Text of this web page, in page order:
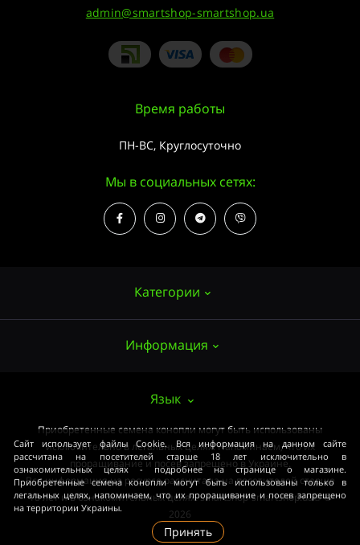
admin@smartshop-smartshop.ua
Категории
Мощные сорта
Медицинские сорта
Начинающим
ОПТ
Информация
Публичный договор (ОФЕРТА)
Оплата и доставка
Условия соглашения
Закон
Время работы
ПН-ВС, Круглосуточно
Мы в социальных сетях:
Язык
Приобретенные семена конопли могут быть использованы
исключительно в легальных целях. Напоминаем, что их
проращивание и посев запрещено в Украине.
Вся информация на ресурсе рассчитана на посетителей старше
18 лет и в ознакомительных целях. smartshop-smartshop.ua® ©
2026
Сайт использует файлы Cookie. Вся информация на данном сайте
рассчитана на посетителей старше 18 лет исключительно в
ознакомительных целях - подробнее на странице о магазине.
Приобретенные семена конопли могут быть использованы только в
легальных целях, напоминаем, что их проращивание и посев запрещено
на территории Украины.
Принять